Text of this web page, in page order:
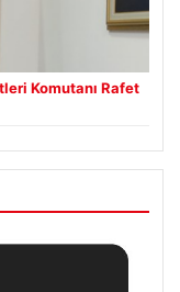
Komutanı Rafet